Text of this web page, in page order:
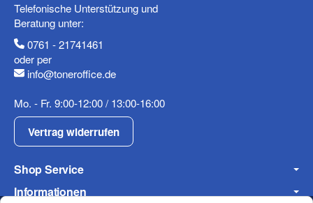
Telefonische Unterstützung und
Beratung unter:
0761 - 21741461
oder per
info@toneroffice.de
Mo. - Fr. 9:00-12:00 / 13:00-16:00
Vertrag widerrufen
Shop Service
Informationen